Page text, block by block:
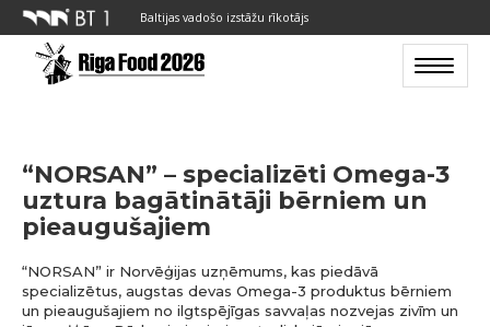
Baltijas vadošo izstāžu rīkotājs
Toggle
“NORSAN” – specializēti Omega-3
uztura bagātinātāji bērniem un
pieaugušajiem
“NORSAN” ir Norvēģijas uzņēmums, kas piedāvā
specializētus, augstas devas Omega-3 produktus bērniem
un pieaugušajiem no ilgtspējīgas savvaļas nozvejas zivīm un